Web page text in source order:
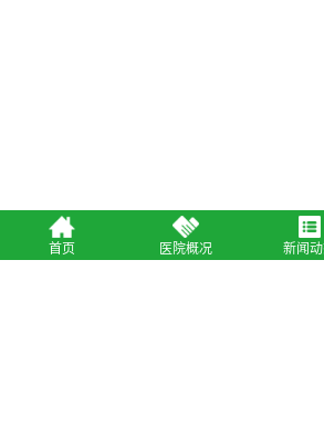
永州市第一人民医院
首页 医院概况 新闻